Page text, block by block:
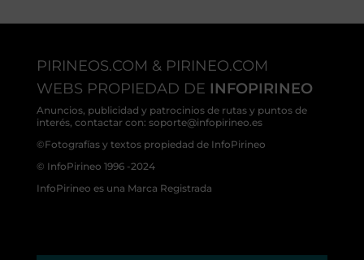
PIRINEOS.COM & PIRINEO.COM
WEBS PROPIEDAD DE INFOPIRINEO
Anuncios, publicidad y patrocinios de rutas y puntos de
interés, contactar con: soporte@infopirineo.es
©Fotografías y textos propiedad de InfoPirineo
© InfoPirineo 1996 -2024
InfoPirineo es una Marca Registrada